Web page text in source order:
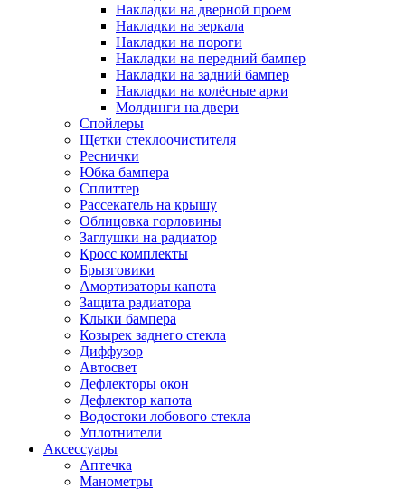
Накладки на дверной проем
Накладки на зеркала
Накладки на пороги
Накладки на передний бампер
Накладки на задний бампер
Накладки на колёсные арки
Молдинги на двери
Спойлеры
Щетки стеклоочистителя
Реснички
Юбка бампера
Сплиттер
Рассекатель на крышу
Облицовка горловины
Заглушки на радиатор
Кросс комплекты
Брызговики
Амортизаторы капота
Защита радиатора
Клыки бампера
Козырек заднего стекла
Диффузор
Автосвет
Дефлекторы окон
Дефлектор капота
Водостоки лобового стекла
Уплотнители
Аксессуары
Аптечка
Манометры